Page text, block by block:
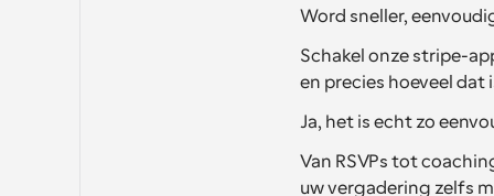
Word sneller,
Schakel onze stripe-
en precies hoeveel dat
Ja, het is echt zo
Van RSVPs tot
uw vergadering zelfs